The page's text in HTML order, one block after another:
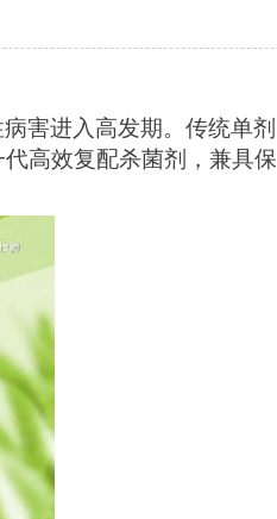
害进入高发期。传统单剂
高效复配杀菌剂，兼具保